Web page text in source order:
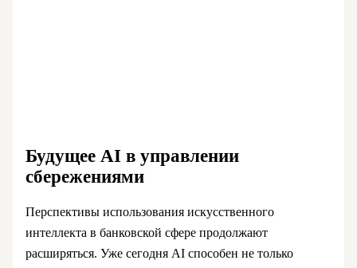
Будущее AI в управлении
сбережениями
Перспективы использования искусственного
интеллекта в банковской сфере продолжают
расширяться. Уже сегодня AI способен не только